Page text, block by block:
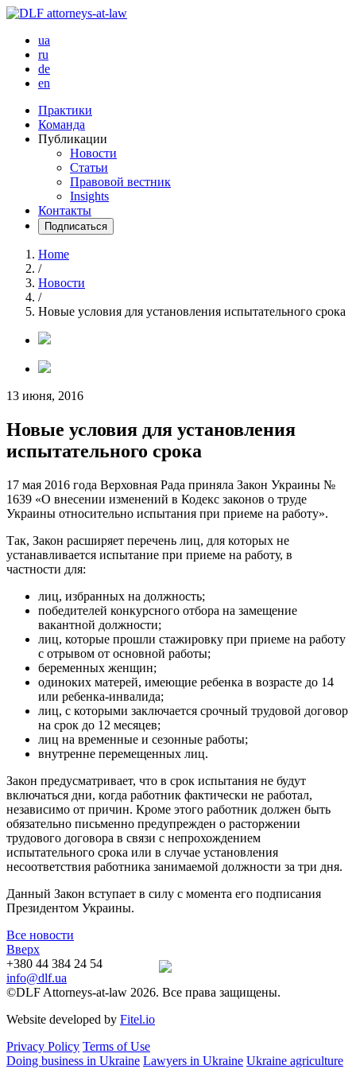
ua
ru
de
en
Практики
Команда
Публикации
Новости
Статьи
Правовой вестник
Insights
Контакты
Подписаться
Home
/
Новости
/
Новые условия для установления испытательного срока
13 июня, 2016
Новые условия для установления
испытательного срока
17 мая 2016 года Верховная Рада приняла Закон Украины №
1639 «О внесении изменений в Кодекс законов о труде
Украины относительно испытания при приеме на работу».
Так, Закон расширяет перечень лиц, для которых не
устанавливается испытание при приеме на работу, в
частности для:
лиц, избранных на должность;
победителей конкурсного отбора на замещение
вакантной должности;
лиц, которые прошли стажировку при приеме на работу
с отрывом от основной работы;
беременных женщин;
одиноких матерей, имеющие ребенка в возрасте до 14
или ребенка-инвалида;
лиц, с которыми заключается срочный трудовой договор
на срок до 12 месяцев;
лиц на временные и сезонные работы;
внутренне перемещенных лиц.
Закон предусматривает, что в срок испытания не будут
включаться дни, когда работник фактически не работал,
независимо от причин. Кроме этого работник должен быть
обязательно письменно предупрежден о расторжении
трудового договора в связи с непрохождением
испытательного срока или в случае установления
несоответствия работника занимаемой должности за три дня.
Данный Закон вступает в силу с момента его подписания
Президентом Украины.
Все новости
Вверх
+380 44 384 24 54
info@dlf.ua
©DLF Attorneys-at-law 2026. Все права защищены.
Website developed by Fitel.io
Privacy Policy Terms of Use
Doing business in Ukraine Lawyers in Ukraine Ukraine agriculture